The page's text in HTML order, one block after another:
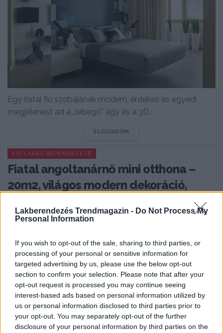
Lakberendezés Trendmagazin - Do Not Process My
Personal Information
If you wish to opt-out of the sale, sharing to third parties, or
processing of your personal or sensitive information for
targeted advertising by us, please use the below opt-out
section to confirm your selection. Please note that after your
opt-out request is processed you may continue seeing
interest-based ads based on personal information utilized by
us or personal information disclosed to third parties prior to
your opt-out. You may separately opt-out of the further
disclosure of your personal information by third parties on the
Egy fiatal fiú szobájának modern, érdekes és egyedi
megjelenést ad a „lebegő” ágy és a 3D...
ELOLVASOM
KIS LAKÁS BERENDEZÉSE
Fiatal angoltanárnő mini otthona –
20m2, világos modern dekoráció,